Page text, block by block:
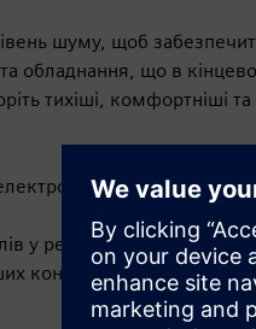
шуму, щоб
обладнання, що в
тихіші, комфортніші
до транспорту,
у режимі реального
конкретних потреб та